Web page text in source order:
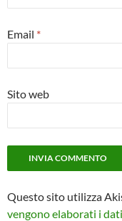
Email *
Sito web
Questo sito utilizza
vengono elaborati i